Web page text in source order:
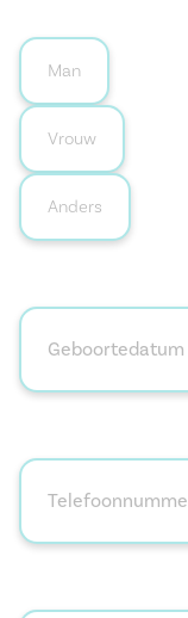
Man
Vrouw
Anders